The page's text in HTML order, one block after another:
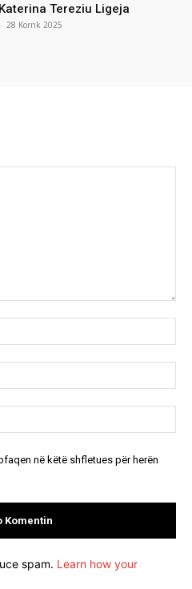
Tereziu Ligeja
- 28 Korrik 2025
në këtë shfletues për herën
spam. Learn how your